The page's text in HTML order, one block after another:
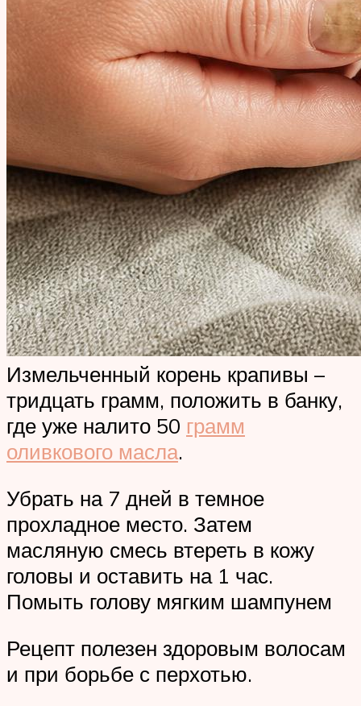
Измельченный корень крапивы –
тридцать грамм, положить в банку,
где уже налито 50 грамм
оливкового масла.
Убрать на 7 дней в темное
прохладное место. Затем
масляную смесь втереть в кожу
головы и оставить на 1 час.
Помыть голову мягким шампунем
Рецепт полезен здоровым волосам
и при борьбе с перхотью.